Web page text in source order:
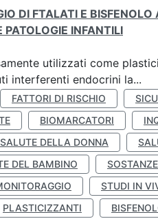
DI FTALATI E
INFANTILI
utilizzati come
interferenti endocrini la...
FATTORI DI RISCHIO
BIOMARCATORI
SALUTE DELLA DONNA
DEL BAMBINO
STUDI IN
PLASTICIZZANTI